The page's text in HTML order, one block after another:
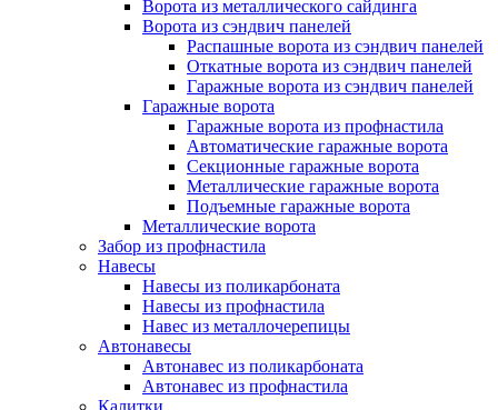
Ворота из металлического сайдинга
Ворота из сэндвич панелей
Распашные ворота из сэндвич панелей
Откатные ворота из сэндвич панелей
Гаражные ворота из сэндвич панелей
Гаражные ворота
Гаражные ворота из профнастила
Автоматические гаражные ворота
Секционные гаражные ворота
Металлические гаражные ворота
Подъемные гаражные ворота
Металлические ворота
Забор из профнастила
Навесы
Навесы из поликарбоната
Навесы из профнастила
Навес из металлочерепицы
Автонавесы
Автонавес из поликарбоната
Автонавес из профнастила
Калитки